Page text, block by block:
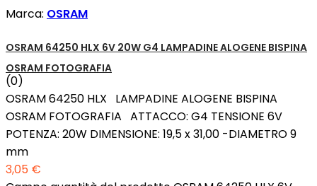
Marca: OSRAM
OSRAM 64250 HLX 6V 20W G4 LAMPADINE ALOGENE BISPINA
OSRAM FOTOGRAFIA
(0)
OSRAM 64250 HLX LAMPADINE ALOGENE BISPINA
OSRAM FOTOGRAFIA ATTACCO: G4 TENSIONE 6V
POTENZA: 20W DIMENSIONE: 19,5 x 31,00 -DIAMETRO 9
mm
3,05 €